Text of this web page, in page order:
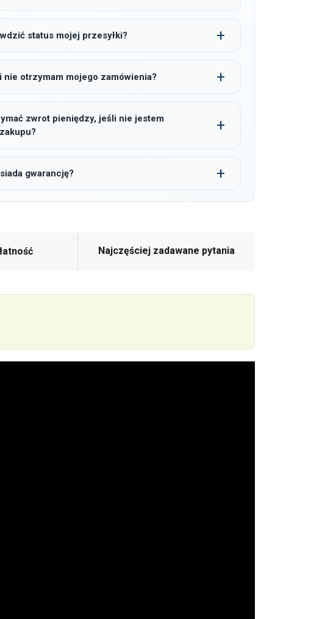
status mojej przesyłki?
nie otrzymam mojego zamówienia?
zwrot pieniędzy, jeśli nie jestem
gwarancję?
Najczęściej zadawane pytania